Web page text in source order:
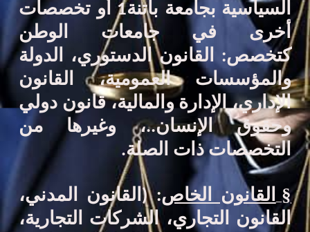
السياسية بجامعة باتنة1 أو تخصصات
أخرى في جامعات الوطن
كتخصص: القانونالدستوري، الدولة
والمؤسسات العمومية، القانون
الإداري، الإدارة والمالية، قانون دولي
وحقوق الإنسان..،وغيرها
من
التخصصات ذات الصلة.
§ القانون الخاص: (القانون المدني،
القانون التجاري، الشركات التجارية،